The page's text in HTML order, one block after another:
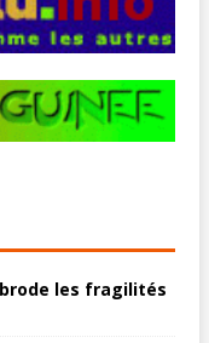
les fragilités